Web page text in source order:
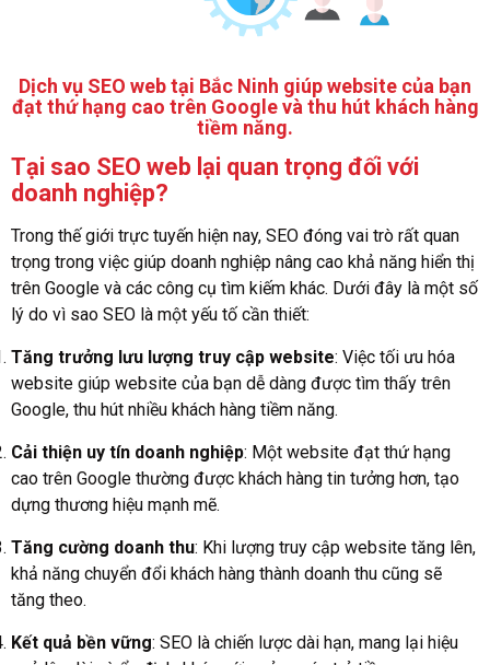
Dịch vụ SEO web tại Bắc Ninh giúp website của bạn
đạt thứ hạng cao trên Google và thu hút khách hàng
tiềm năng.
Tại sao SEO web lại quan trọng đối với
doanh nghiệp?
Trong thế giới trực tuyến hiện nay, SEO đóng vai trò rất quan
trọng trong việc giúp doanh nghiệp nâng cao khả năng hiển thị
trên Google và các công cụ tìm kiếm khác. Dưới đây là một số
lý do vì sao SEO là một yếu tố cần thiết:
Tăng trưởng lưu lượng truy cập website: Việc tối ưu hóa
website giúp website của bạn dễ dàng được tìm thấy trên
Google, thu hút nhiều khách hàng tiềm năng.
Cải thiện uy tín doanh nghiệp: Một website đạt thứ hạng
cao trên Google thường được khách hàng tin tưởng hơn, tạo
dựng thương hiệu mạnh mẽ.
Tăng cường doanh thu: Khi lượng truy cập website tăng lên,
khả năng chuyển đổi khách hàng thành doanh thu cũng sẽ
tăng theo.
Kết quả bền vững: SEO là chiến lược dài hạn, mang lại hiệu